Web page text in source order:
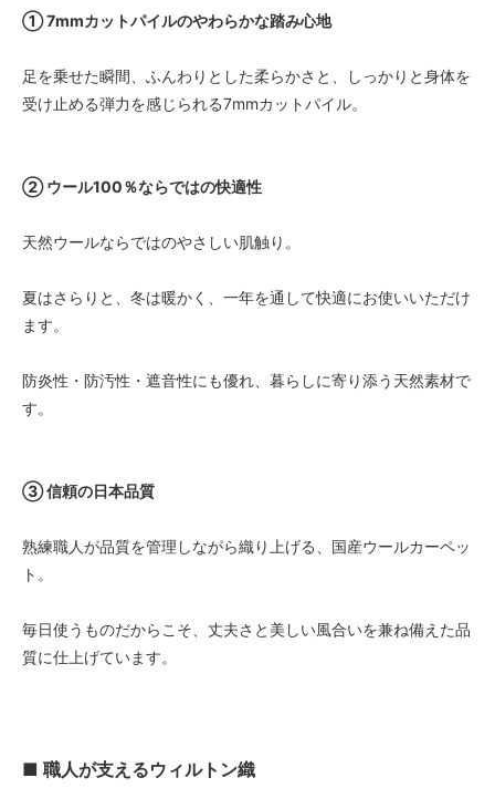
① 7mmカットパイルのやわらかな踏み心地
足を乗せた瞬間、ふんわりとした柔らかさと、しっかりと身体を
受け止める弾力を感じられる7mmカットパイル。
② ウール100％ならではの快適性
天然ウールならではのやさしい肌触り。
夏はさらりと、冬は暖かく、一年を通して快適にお使いいただけ
ます。
防炎性・防汚性・遮音性にも優れ、暮らしに寄り添う天然素材で
す。
③ 信頼の日本品質
熟練職人が品質を管理しながら織り上げる、国産ウールカーペッ
ト。
毎日使うものだからこそ、丈夫さと美しい風合いを兼ね備えた品
質に仕上げています。
■ 職人が支えるウィルトン織